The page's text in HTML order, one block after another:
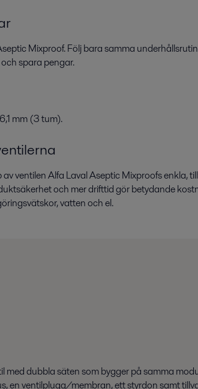
Mixproof. Följ bara samma
spara pengar.
mm (3 tum).
ventilen Alfa Laval Aseptic Mixproofs enkla,
och mer drifttid gör betydande
vatten och el.
med dubbla säten som bygger på samma
en ventilplugg/membran, ett styrdon samt